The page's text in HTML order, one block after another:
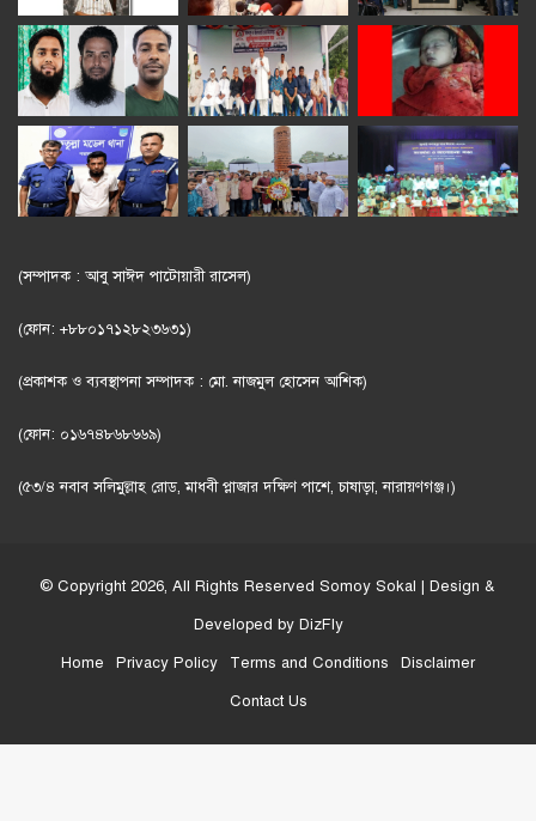
(সম্পাদক : আবু সাঈদ পাটোয়ারী রাসেল)
(ফোন: +৮৮০১৭১২৮২৩৬৩১)
(প্রকাশক ও ব্যবস্থাপনা সম্পাদক : মো. নাজমুল হোসেন আশিক)
(ফোন: ০১৬৭৪৮৬৮৬৬৯)
(৫৩/৪ নবাব সলিমুল্লাহ রোড, মাধবী প্লাজার দক্ষিণ পাশে, চাষাড়া, নারায়ণগঞ্জ।)
© Copyright 2026, All Rights Reserved Somoy Sokal | Design &
Developed by DizFly
Home
Privacy Policy Terms and Conditions
Disclaimer
Contact Us